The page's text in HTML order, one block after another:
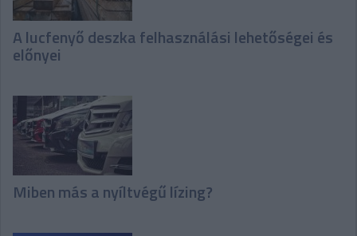
A lucfenyő deszka felhasználási lehetőségei és
előnyei
Miben más a nyíltvégű lízing?